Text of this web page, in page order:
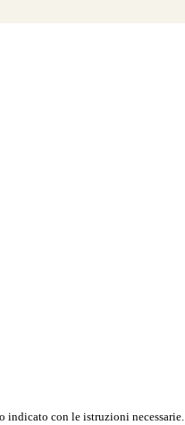
indicato con le istruzioni necessarie.